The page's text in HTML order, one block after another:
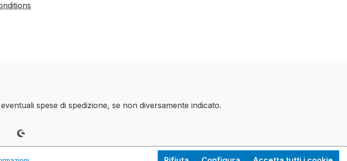
spese di spedizione, se non diversamente indicato.